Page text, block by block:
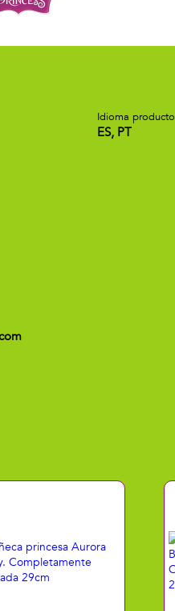
Idioma producto
ES, PT